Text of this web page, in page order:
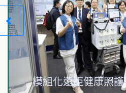
模組化遠距健康照